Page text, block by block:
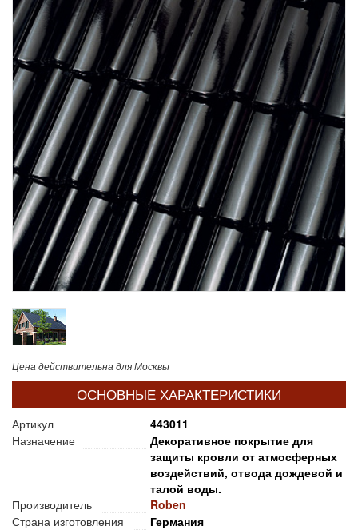
Цена действительна для Москвы
ОСНОВНЫЕ ХАРАКТЕРИСТИКИ
Артикул
443011
Назначение
Декоративное покрытие для
защиты кровли от атмосферных
воздействий, отвода дождевой и
талой воды.
Производитель
Roben
Страна изготовления
Германия